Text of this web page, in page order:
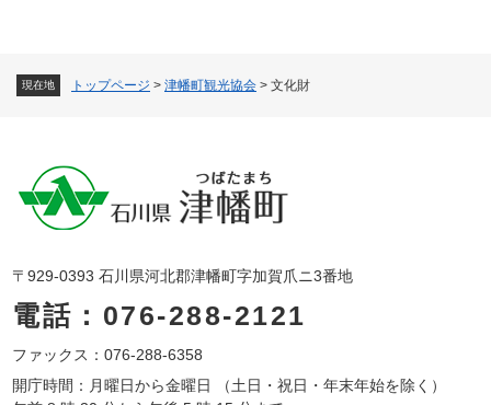
現在地 トップページ > 津幡町観光協会 > 文化財
〒929-0393 石川県河北郡津幡町字加賀爪ニ3番地
電話：076-288-2121
ファックス：076-288-6358
開庁時間：月曜日から金曜日 （土日・祝日・年末年始を除く）